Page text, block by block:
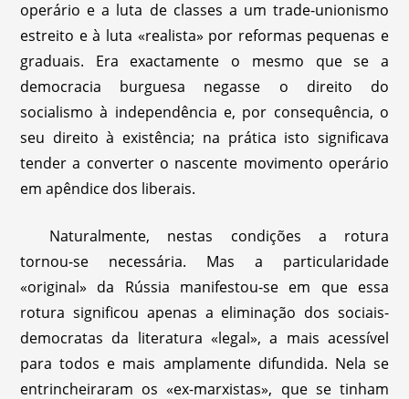
operário e a luta de classes a um trade-unionismo
estreito e à luta «realista» por reformas pequenas e
graduais. Era exactamente o mesmo que se a
democracia burguesa negasse o direito do
socialismo à independência e, por consequência, o
seu direito à existência; na prática isto significava
tender a converter o nascente movimento operário
em apêndice dos liberais.
Naturalmente, nestas condições a rotura
tornou-se necessária. Mas a particularidade
«original» da Rússia manifestou-se em que essa
rotura significou apenas a eliminação dos sociais-
democratas da literatura «legal», a mais acessível
para todos e mais amplamente difundida. Nela se
entrincheiraram os «ex-marxistas», que se tinham